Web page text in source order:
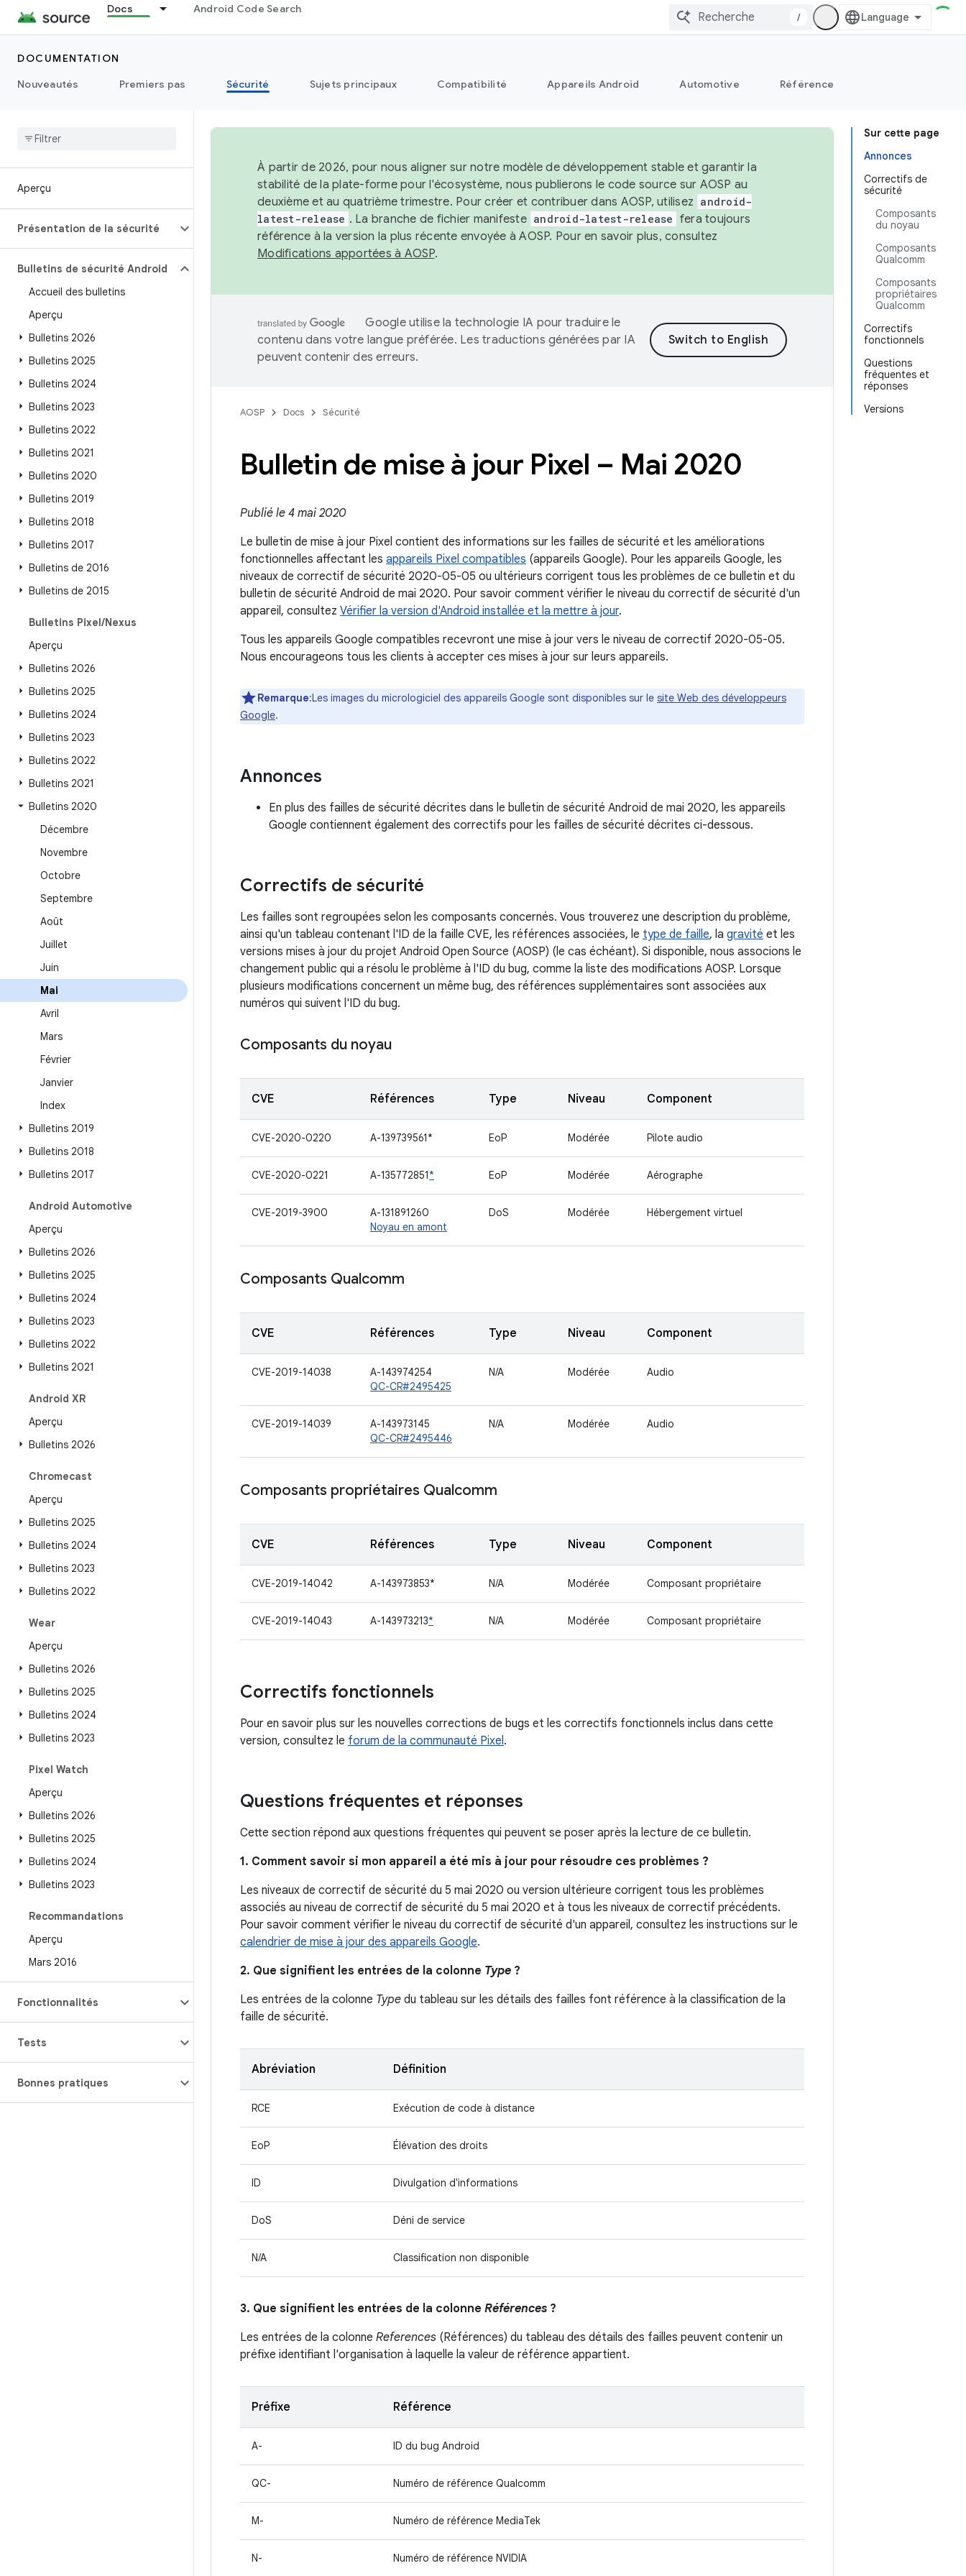
Docs Android Code Search
/
DOCUMENTATION
Nouveautés
Premiers pas Sécurité Sujets principaux Compatibilité Appareils Android Automotive Référence
Aperçu
Présentation de la sécurité
Bulletins de sécurité Android
Accueil des bulletins
Aperçu
Bulletins 2026
Bulletins 2025
Bulletins 2024
Bulletins 2023
Bulletins 2022
Bulletins 2021
Bulletins 2020
Bulletins 2019
Bulletins 2018
Bulletins 2017
Bulletins de 2016
Bulletins de 2015
Bulletins Pixel/Nexus
Aperçu
Bulletins 2026
Bulletins 2025
Bulletins 2024
Bulletins 2023
Bulletins 2022
Bulletins 2021
Bulletins 2020
Décembre
Novembre
Octobre
Septembre
Août
Juillet
Juin
Mai
Avril
Mars
Février
Janvier
Index
Bulletins 2019
Bulletins 2018
Bulletins 2017
Android Automotive
Aperçu
Bulletins 2026
Bulletins 2025
Bulletins 2024
Bulletins 2023
Bulletins 2022
Bulletins 2021
Android XR
Aperçu
Bulletins 2026
Chromecast
Aperçu
Bulletins 2025
Bulletins 2024
Bulletins 2023
Bulletins 2022
Wear
Aperçu
Bulletins 2026
Bulletins 2025
Bulletins 2024
Bulletins 2023
Pixel Watch
Aperçu
Bulletins 2026
Bulletins 2025
Bulletins 2024
Bulletins 2023
Recommandations
Aperçu
Mars 2016
Fonctionnalités
Tests
Bonnes pratiques
Sur cette page
Annonces
Correctifs de
sécurité
Composants
du noyau
Composants
Qualcomm
Composants
propriétaires
Qualcomm
Correctifs
fonctionnels
Questions
fréquentes et
réponses
Versions
À partir de 2026, pour nous aligner sur notre modèle de développement stable et garantir la
stabilité de la plate-forme pour l'écosystème, nous publierons le code source sur AOSP au
deuxième et au quatrième trimestre. Pour créer et contribuer dans AOSP, utilisez android-
latest-release . La branche de fichier manifeste android-latest-release fera toujours
référence à la version la plus récente envoyée à AOSP. Pour en savoir plus, consultez
Modifications apportées à AOSP.
Google utilise la technologie IA pour traduire le
contenu dans votre langue préférée. Les traductions générées par IA
peuvent contenir des erreurs.
AOSP Docs Sécurité
Bulletin de mise à jour Pixel – Mai 2020
Publié le 4 mai 2020
Le bulletin de mise à jour Pixel contient des informations sur les failles de sécurité et les améliorations
fonctionnelles affectant les appareils Pixel compatibles (appareils Google). Pour les appareils Google, les
niveaux de correctif de sécurité 2020-05-05 ou ultérieurs corrigent tous les problèmes de ce bulletin et du
bulletin de sécurité Android de mai 2020. Pour savoir comment vérifier le niveau du correctif de sécurité d'un
appareil, consultez Vérifier la version d'Android installée et la mettre à jour.
Tous les appareils Google compatibles recevront une mise à jour vers le niveau de correctif 2020-05-05.
Nous encourageons tous les clients à accepter ces mises à jour sur leurs appareils.
Remarque:Les images du micrologiciel des appareils Google sont disponibles sur le site Web des développeurs
Google.
Annonces
En plus des failles de sécurité décrites dans le bulletin de sécurité Android de mai 2020, les appareils
Google contiennent également des correctifs pour les failles de sécurité décrites ci-dessous.
Correctifs de sécurité
Les failles sont regroupées selon les composants concernés. Vous trouverez une description du problème,
ainsi qu'un tableau contenant l'ID de la faille CVE, les références associées, le type de faille, la gravité et les
versions mises à jour du projet Android Open Source (AOSP) (le cas échéant). Si disponible, nous associons le
changement public qui a résolu le problème à l'ID du bug, comme la liste des modifications AOSP. Lorsque
plusieurs modifications concernent un même bug, des références supplémentaires sont associées aux
numéros qui suivent l'ID du bug.
Composants du noyau
CVE Références Type Niveau Component
CVE-2020-0220 A-139739561* EoP Modérée Pilote audio
CVE-2020-0221 A-135772851* EoP Modérée Aérographe
CVE-2019-3900
A-131891260
Noyau en amont
DoS Modérée Hébergement virtuel
Composants Qualcomm
CVE Références Type Niveau Component
CVE-2019-14038
A-143974254
QC-CR#2495425
N/A Modérée Audio
CVE-2019-14039
A-143973145
QC-CR#2495446
N/A Modérée Audio
Composants propriétaires Qualcomm
CVE Références Type Niveau Component
CVE-2019-14042 A-143973853* N/A Modérée Composant propriétaire
CVE-2019-14043 A-143973213* N/A Modérée Composant propriétaire
Correctifs fonctionnels
Pour en savoir plus sur les nouvelles corrections de bugs et les correctifs fonctionnels inclus dans cette
version, consultez le forum de la communauté Pixel.
Questions fréquentes et réponses
Cette section répond aux questions fréquentes qui peuvent se poser après la lecture de ce bulletin.
1. Comment savoir si mon appareil a été mis à jour pour résoudre ces problèmes ?
Les niveaux de correctif de sécurité du 5 mai 2020 ou version ultérieure corrigent tous les problèmes
associés au niveau de correctif de sécurité du 5 mai 2020 et à tous les niveaux de correctif précédents.
Pour savoir comment vérifier le niveau du correctif de sécurité d'un appareil, consultez les instructions sur le
calendrier de mise à jour des appareils Google.
2. Que signifient les entrées de la colonne Type ?
Les entrées de la colonne Type du tableau sur les détails des failles font référence à la classification de la
faille de sécurité.
Abréviation Définition
RCE Exécution de code à distance
EoP Élévation des droits
ID Divulgation d'informations
DoS Déni de service
N/A Classification non disponible
3. Que signifient les entrées de la colonne Références ?
Les entrées de la colonne References (Références) du tableau des détails des failles peuvent contenir un
préfixe identifiant l'organisation à laquelle la valeur de référence appartient.
Préfixe Référence
A- ID du bug Android
QC- Numéro de référence Qualcomm
M- Numéro de référence MediaTek
N- Numéro de référence NVIDIA